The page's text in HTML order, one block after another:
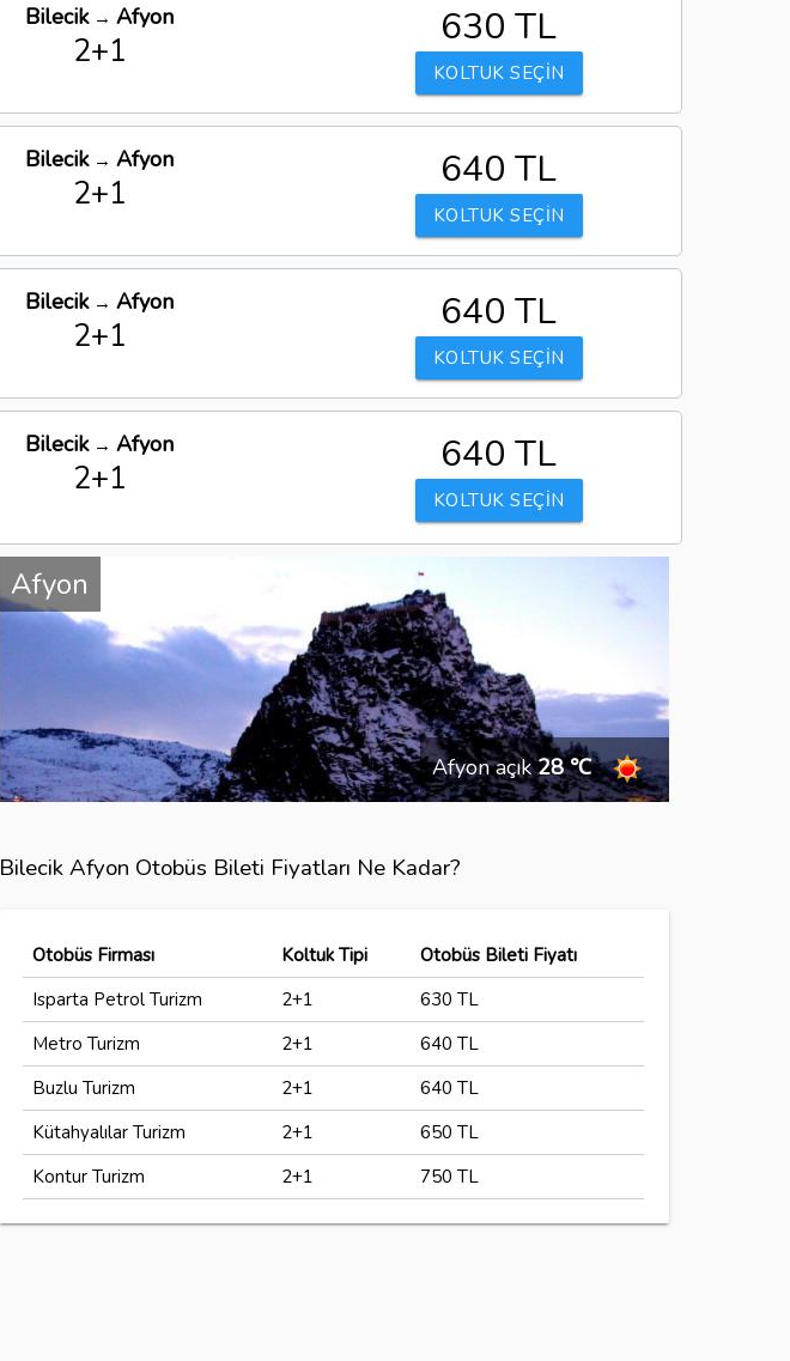
Bilecik→Afyon
2+1 630 TL
KOLTUK SEÇİN
Bilecik→Afyon
2+1 640 TL
KOLTUK SEÇİN
Bilecik→Afyon
2+1 640 TL
KOLTUK SEÇİN
Bilecik→Afyon
2+1 640 TL
KOLTUK SEÇİN
Afyon
Afyon açık28 ℃
Bilecik Afyon Otobüs Bileti Fiyatları Ne Kadar?
Otobüs Firması Koltuk Tipi
Otobüs Bileti Fiyatı
Isparta Petrol Turizm
2+1
630 TL
Metro Turizm
2+1
640 TL
Buzlu Turizm
2+1
640 TL
Kütahyalılar Turizm
2+1
650 TL
Kontur Turizm
2+1 750 TL